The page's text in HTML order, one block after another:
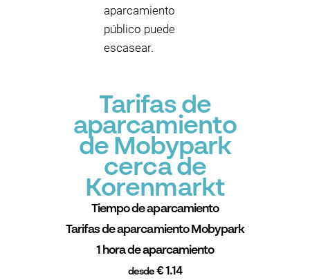
aparcamiento
público puede
escasear.
Tarifas de
aparcamiento
de Mobypark
cerca de
Korenmarkt
Tiempo de aparcamiento
Tarifas de aparcamiento Mobypark
1 hora de aparcamiento
desde€ 1.14